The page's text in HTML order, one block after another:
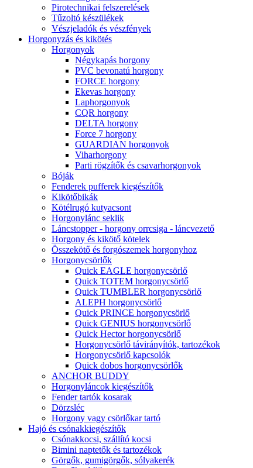
Pirotechnikai felszerelések
Tűzoltó készülékek
Vészjeladók és vészfények
Horgonyzás és kikötés
Horgonyok
Négykapás horgony
PVC bevonatú horgony
FORCE horgony
Ekevas horgony
Laphorgonyok
CQR horgony
DELTA horgony
Force 7 horgony
GUARDIAN horgonyok
Viharhorgony
Parti rögzítők és csavarhorgonyok
Bóják
Fenderek pufferek kiegészítők
Kikötőbikák
Kötélrugó kutyacsont
Horgonylánc seklik
Láncstopper - horgony orrcsiga - láncvezető
Horgony és kikötő kötelek
Összekötő és forgószemek horgonyhoz
Horgonycsörlők
Quick EAGLE horgonycsörlő
Quick TOTEM horgonycsörlő
Quick TUMBLER horgonycsörlő
ALEPH horgonycsörlő
Quick PRINCE horgonycsörlő
Quick GENIUS horgonycsörlő
Quick Hector horgonycsörlő
Horgonycsörlő távirányítók, tartozékok
Horgonycsörlő kapcsolók
Quick dobos horgonycsörlők
ANCHOR BUDDY
Horgonyláncok kiegészítők
Fender tartók kosarak
Dörzsléc
Horgony vagy csörlőkar tartó
Hajó és csónakkiegészítők
Csónakkocsi, szállító kocsi
Bimini naptetők és tartozékok
Görgők, gumigörgők, sólyakerék